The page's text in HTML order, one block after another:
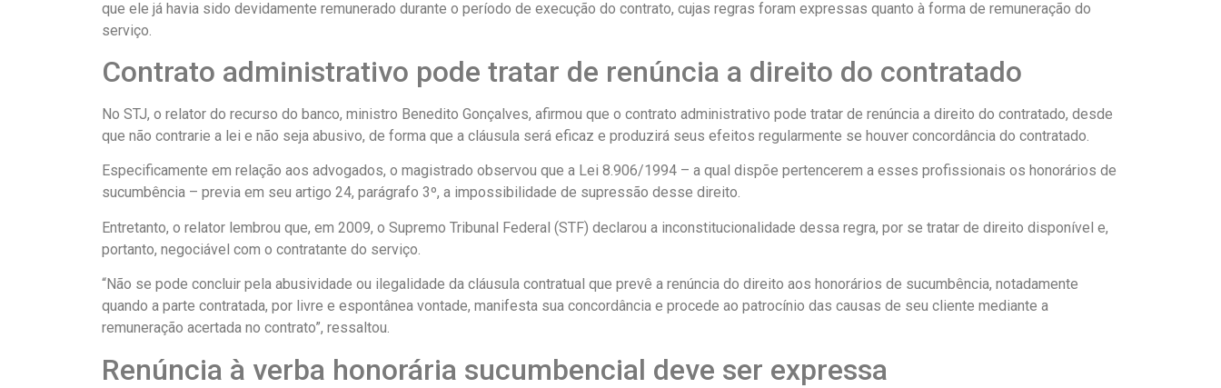
que ele já havia sido devidamente remunerado durante o período de execução do contrato, cujas regras foram expressas quanto à forma de remuneração do
serviço.
Contrato administrativo pode tratar de renúncia a direito do contratado
No STJ, o relator do recurso do banco, ministro Benedito Gonçalves, afirmou que o contrato administrativo pode tratar de renúncia a direito do contratado, desde
que não contrarie a lei e não seja abusivo, de forma que a cláusula será eficaz e produzirá seus efeitos regularmente se houver concordância do contratado.
Especificamente em relação aos advogados, o magistrado observou que a Lei 8.906/1994 – a qual dispõe pertencerem a esses profissionais os honorários de
sucumbência – previa em seu artigo 24, parágrafo 3º, a impossibilidade de supressão desse direito.
Entretanto, o relator lembrou que, em 2009, o Supremo Tribunal Federal (STF) declarou a inconstitucionalidade dessa regra, por se tratar de direito disponível e,
portanto, negociável com o contratante do serviço.
“Não se pode concluir pela abusividade ou ilegalidade da cláusula contratual que prevê a renúncia do direito aos honorários de sucumbência, notadamente
quando a parte contratada, por livre e espontânea vontade, manifesta sua concordância e procede ao patrocínio das causas de seu cliente mediante a
remuneração acertada no contrato”, ressaltou.
Renúncia à verba honorária sucumbencial deve ser expressa